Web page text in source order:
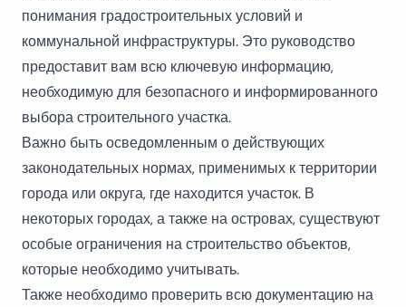
понимания градостроительных условий и
коммунальной инфраструктуры. Это руководство
предоставит вам всю ключевую информацию,
необходимую для безопасного и информированного
выбора строительного участка.
Важно быть осведомленным о действующих
законодательных нормах, применимых к территории
города или округа, где находится участок. В
некоторых городах, а также на островах, существуют
особые ограничения на строительство объектов,
которые необходимо учитывать.
Также необходимо проверить всю документацию на